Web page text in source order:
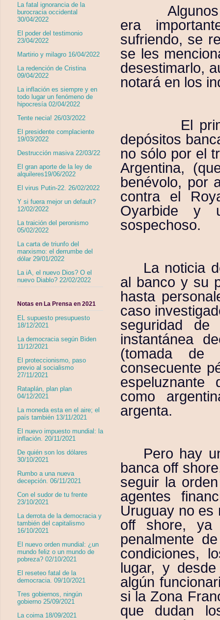
era
sufriendo, se
se les
desestimarlo,
notará en los
El
depósitos
no sólo por el
Argentina,
benévolo, por
contra el
Oyarbide y
sospechoso.
La noticia
al banco y su
hasta
caso
seguridad
instantánea
(tomada de
consecuente
espeluznante
como
argenta.
Pero hay
banca off
seguir la
agentes
Uruguay no es
off shore, ya
penalmente
condiciones,
lugar, y
algún
si la Zona
que dudan
La fatal ignorancia de la
burocracia occidental
30/04/2022
El poder del testimonio
23/04/2022
Martirio y milagro 16/04/2022
La redención de Cristina
09/04/2022
La inflación es siempre y en
todo lugar un fenómeno de
hipocresía 02/04/2022
Tente necia! 26/03/2022
El presidente complaciente
19/03/2022
Destrucción masiva 22/03/22
El gran aporte de la ley de
alquileres19/06/2022
El virus Putin-22. 26/02/2022
Y si fuera mejor un default?
12/02/2022
La traición del peronismo
05/02/2022
La carta de triunfo del
marxismo: el derrumbe del
dólar 29/01/2022
La iA, el nuevo Dios? O el
nuevo Diablo? 22/02/2022
Notas en La Prensa en 2021
EL supuesto presupuesto
18/12/2021
La democracia según Biden
11/12/2021
El proteccionismo, paso
previo al socialismo
27/11/2021
Rataplán, plan plan
04/12/2021
La moneda esta en el aire; el
país también 13/11/2021
El nuevo impuesto mundial: la
inflación. 20/11/2021
De quién son los dólares
30/10/2021
Rumbo a una nueva
decepción. 06/11/2021
Con el sudor de tu frente
23/10/2021
La derrota de la democracia y
también del capitalismo
16/10/2021
El nuevo orden mundial: ¿un
mundo feliz o un mundo de
pobreza? 02/10/2021
El reseteo fatal de la
democracia. 09/10/2021
Tres gobiernos, ningún
gobierno 25/09/2021
La coima 18/09/2021